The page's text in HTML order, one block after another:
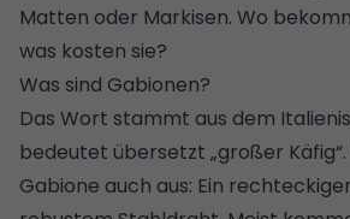
Matten oder Markisen. Wo
was kosten sie?
Was sind Gabionen?
Das Wort stammt aus dem
bedeutet übersetzt „großer
Gabione auch aus: Ein